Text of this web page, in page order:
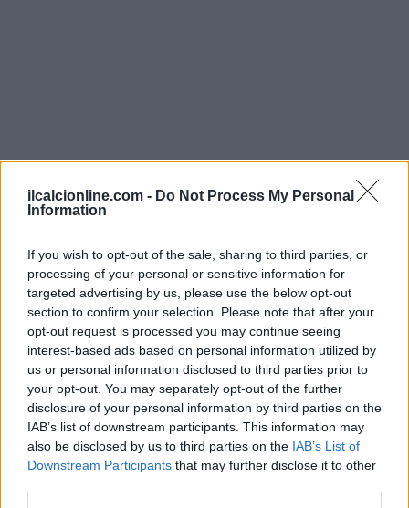
ilcalcionline.com - Do Not Process My Personal
Information
If you wish to opt-out of the sale, sharing to third parties, or
processing of your personal or sensitive information for
targeted advertising by us, please use the below opt-out
section to confirm your selection. Please note that after your
opt-out request is processed you may continue seeing
interest-based ads based on personal information utilized by
us or personal information disclosed to third parties prior to
your opt-out. You may separately opt-out of the further
disclosure of your personal information by third parties on the
IAB’s list of downstream participants. This information may
also be disclosed by us to third parties on the IAB’s List of
Downstream Participants that may further disclose it to other
Continua a leggere
MERCATO E TRASFERIMENTI